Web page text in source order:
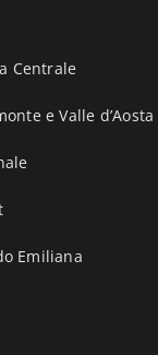
Centrale
e Valle d’Aosta
Emiliana